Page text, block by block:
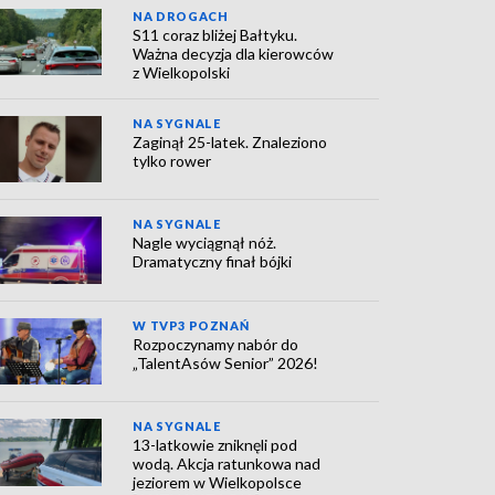
NA DROGACH
S11 coraz bliżej Bałtyku.
Ważna decyzja dla kierowców
z Wielkopolski
NA SYGNALE
Zaginął 25-latek. Znaleziono
tylko rower
NA SYGNALE
Nagle wyciągnął nóż.
Dramatyczny finał bójki
W TVP3 POZNAŃ
Rozpoczynamy nabór do
„TalentAsów Senior” 2026!
NA SYGNALE
13-latkowie zniknęli pod
wodą. Akcja ratunkowa nad
jeziorem w Wielkopolsce